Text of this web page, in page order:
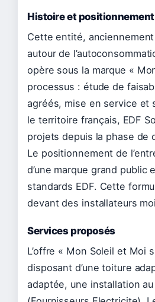
Histoire et positionnement
Cette entité,
autour de
opère sous la marque «
processus : étude de
agréés, mise en service et
le territoire français, EDF
projets depuis la phase de
Le positionnement de
d’une marque grand public
standards EDF. Cette
devant des installateurs
Services proposés
L’offre « Mon Soleil et Moi
disposant d’une toiture
adaptée, une installation